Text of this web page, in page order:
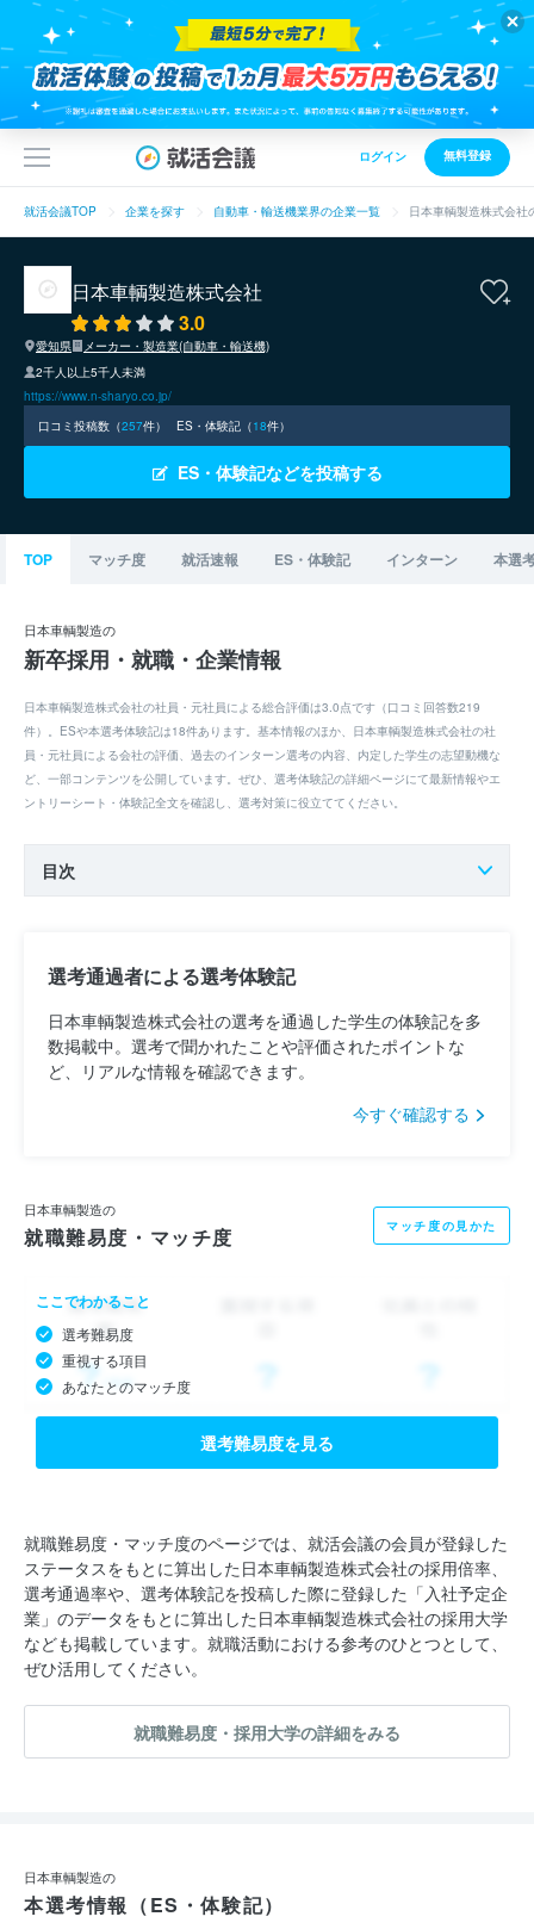
ログイン 無料登録
就活会議TOP 企業を探す 自動車・輸送機業界の企業一覧 日本車輌製造株式会社
日本車輌製造株式会社
3.0
愛知県
メーカー・製造業(自動車・輸送機)
2千人以上5千人未満
https://www.n-sharyo.co.jp/
口コミ投稿数（257件） ES・体験記（18件）
ES・体験記などを投稿する
TOP マッチ度 就活速報 ES・体験記 インターン 本選
日本車輌製造の
新卒採用・就職・企業情報
日本車輌製造株式会社の社員・元社員による総合評価は3.0点です（口コミ回答数219
件）。ESや本選考体験記は18件あります。基本情報のほか、日本車輌製造株式会社の社
員・元社員による会社の評価、過去のインターン選考の内容、内定した学生の志望動機な
ど、一部コンテンツを公開しています。ぜひ、選考体験記の詳細ページにて最新情報やエ
ントリーシート・体験記全文を確認し、選考対策に役立ててください。
目次
選考通過者による選考体験記
日本車輌製造株式会社の選考を通過した学生の体験記を多
数掲載中。選考で聞かれたことや評価されたポイントな
ど、リアルな情報を確認できます。
今すぐ確認する
日本車輌製造の
就職難易度・マッチ度 マッチ度の見かた
ここでわかること
選考難易度
重視する項目
あなたとのマッチ度
選考難易度を見る
就職難易度・マッチ度のページでは、就活会議の会員が登録した
ステータスをもとに算出した日本車輌製造株式会社の採用倍率、
選考通過率や、選考体験記を投稿した際に登録した「入社予定企
業」のデータをもとに算出した日本車輌製造株式会社の採用大学
なども掲載しています。就職活動における参考のひとつとして、
ぜひ活用してください。
就職難易度・採用大学の詳細をみる
日本車輌製造の
本選考情報（ES・体験記）